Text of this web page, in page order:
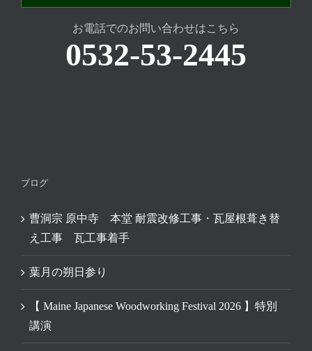
お電話でのお問い合わせはこちら
0532-53-2445
ブログ
曹洞宗 原中寺 本堂 耐震改修工事・瓦屋根葺き替
え工事 瓦工事着手
葉月の朔日参り
【 Maine Japanese Woodworking Festival 2026 】特別
講演